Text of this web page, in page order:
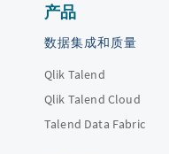
产品
数据集成和质量
Qlik Talend
Qlik Talend Cloud
Talend Data Fabric